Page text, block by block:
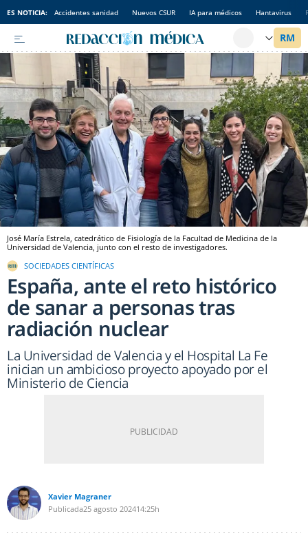
ES NOTICIA: Accidentes sanidad Nuevos CSUR IA para médicos Hantavirus
José María Estrela, catedrático de Fisiología de la Facultad de Medicina de la
Universidad de Valencia, junto con el resto de investigadores.
SOCIEDADES CIENTÍFICAS
España, ante el reto histórico
de sanar a personas tras
radiación nuclear
La Universidad de Valencia y el Hospital La Fe
inician un ambicioso proyecto apoyado por el
Ministerio de Ciencia
Xavier Magraner
Publicada25 agosto 202414:25h